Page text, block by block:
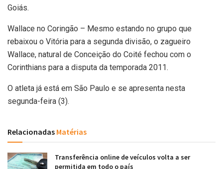
Goiás.
Wallace no Coringão – Mesmo estando no grupo que
rebaixou o Vitória para a segunda divisão, o zagueiro
Wallace, natural de Conceição do Coité fechou com o
Corinthians para a disputa da temporada 2011.
O atleta já está em São Paulo e se apresenta nesta
segunda-feira (3).
Relacionadas Matérias
Transferência online de veículos volta a ser
permitida em todo o país